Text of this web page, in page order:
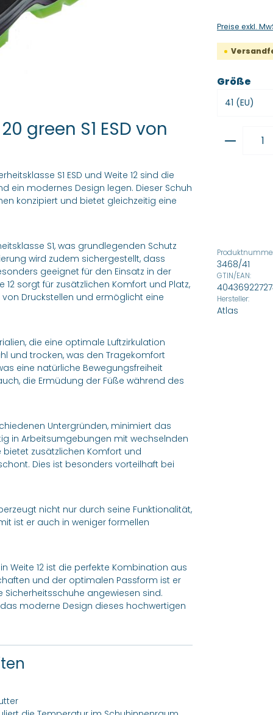
Preise exkl.
Größe
3468/41
GTIN/EAN:
Hersteller:
Atlas
green S1 ESD von
S1 ESD und Weite 12 sind die
ein modernes Design legen. Dieser Schuh
konzipiert und bietet gleichzeitig eine
S1, was grundlegenden Schutz
wird zudem sichergestellt, dass
geeignet für den Einsatz in der
sorgt für zusätzlichen Komfort und Platz,
Druckstellen und ermöglicht eine
die eine optimale Luftzirkulation
und trocken, was den Tragekomfort
eine natürliche Bewegungsfreiheit
die Ermüdung der Füße während des
Untergründen, minimiert das
in Arbeitsumgebungen mit wechselnden
zusätzlichen Komfort und
Dies ist besonders vorteilhaft bei
nicht nur durch seine Funktionalität,
ist er auch in weniger formellen
in Weite 12 ist die perfekte Kombination aus
und der optimalen Passform ist er
Sicherheitsschuhe angewiesen sind.
moderne Design dieses hochwertigen